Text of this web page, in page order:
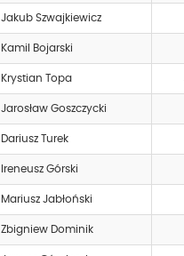
Jakub Szwajkiewicz
Kamil Bojarski
Krystian Topa
Jarosław Goszczycki
Dariusz Turek
Ireneusz Górski
Mariusz Jabłoński
Zbigniew Dominik